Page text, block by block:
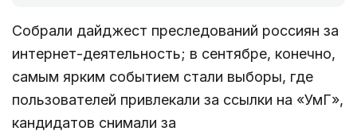
Собрали дайджест преследований россиян за
интернет-деятельность; в сентябре, конечно,
самым ярким событием стали выборы, где
пользователей привлекали за ссылки на «УмГ»,
кандидатов снимали за